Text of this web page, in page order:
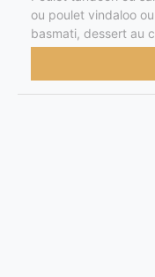
ou poulet vindaloo
basmati, dessert au